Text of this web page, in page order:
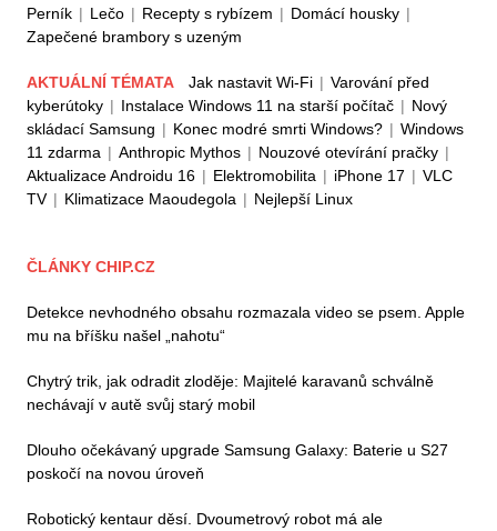
Perník | Lečo | Recepty s rybízem | Domácí housky |
Zapečené brambory s uzeným
AKTUÁLNÍ TÉMATA Jak nastavit Wi-Fi | Varování před
kyberútoky | Instalace Windows 11 na starší počítač | Nový
skládací Samsung | Konec modré smrti Windows? | Windows
11 zdarma | Anthropic Mythos | Nouzové otevírání pračky |
Aktualizace Androidu 16 | Elektromobilita | iPhone 17 | VLC
TV | Klimatizace Maoudegola | Nejlepší Linux
ČLÁNKY CHIP.CZ
Detekce nevhodného obsahu rozmazala video se psem. Apple
mu na bříšku našel „nahotu“
Chytrý trik, jak odradit zloděje: Majitelé karavanů schválně
nechávají v autě svůj starý mobil
Dlouho očekávaný upgrade Samsung Galaxy: Baterie u S27
poskočí na novou úroveň
Robotický kentaur děsí. Dvoumetrový robot má ale